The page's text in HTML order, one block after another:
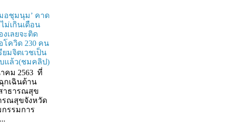
อชุมนุม’ คาด
ม่เกินเดือน
งเลยจะติด
โควิด 230 คน
ยมจิตเวชเป็น
แล้ว(ชมคลิป)
คม 2563 ที่
กเฉินด้าน
าธารณสุข
รณสุขจังหวัด
รรมการ